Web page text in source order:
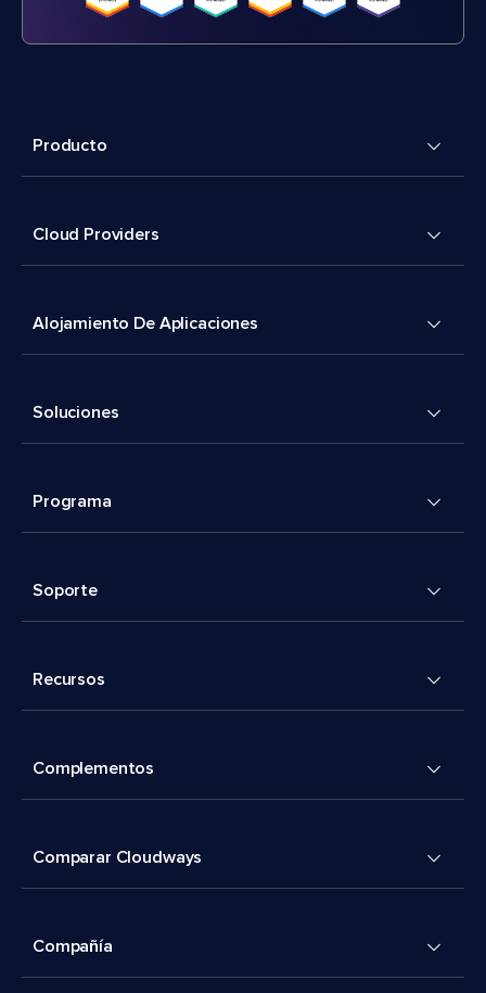
Producto
Cloud Providers
Alojamiento De Aplicaciones
Soluciones
Programa
Soporte
Recursos
Complementos
Comparar Cloudways
Compañía